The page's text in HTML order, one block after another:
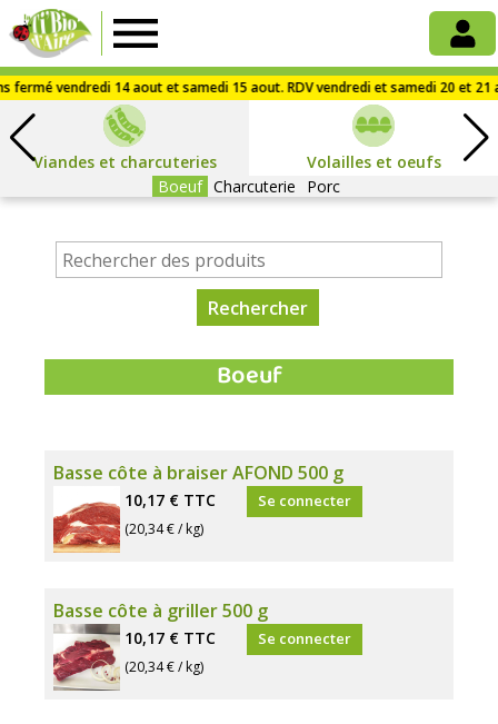
La
Ti'Bio
d'Aire
Viandes et charcuteries
Volailles et oeufs
Boeuf Charcuterie Porc
Boeuf
Basse côte à braiser AFOND 500 g
10,17 € TTC
(20,34 € / kg)
Se connecter
Basse côte à griller 500 g
10,17 € TTC
(20,34 € / kg)
Se connecter